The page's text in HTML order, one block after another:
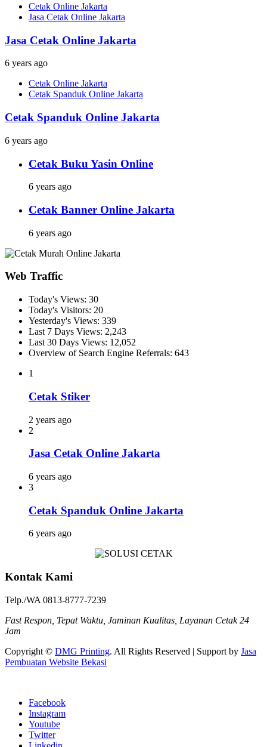
Cetak Online Jakarta
Jasa Cetak Online Jakarta
Jasa Cetak Online Jakarta
6 years ago
Cetak Online Jakarta
Cetak Spanduk Online Jakarta
Cetak Spanduk Online Jakarta
6 years ago
Cetak Buku Yasin Online
6 years ago
Cetak Banner Online Jakarta
6 years ago
Web Traffic
Today's Views: 30
Today's Visitors: 20
Yesterday's Views: 339
Last 7 Days Views: 2,243
Last 30 Days Views: 12,052
Overview of Search Engine Referrals: 643
1
Cetak Stiker
2 years ago
2
Jasa Cetak Online Jakarta
6 years ago
3
Cetak Spanduk Online Jakarta
6 years ago
Kontak Kami
Telp./WA 0813-8777-7239
Fast Respon, Tepat Waktu, Jaminan Kualitas, Layanan Cetak 24
Jam
Copyright © DMG Printing. All Rights Reserved | Support by Jasa
Pembuatan Website Bekasi
Facebook
Instagram
Youtube
Twitter